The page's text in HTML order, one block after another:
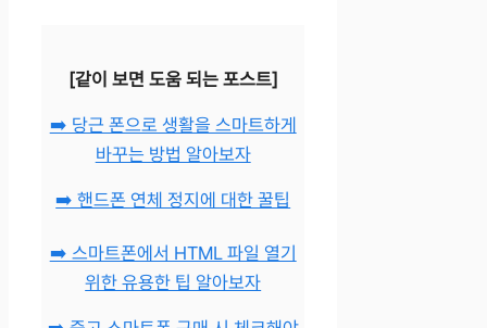
[같이 보면 도움 되는 포스트]
➡️ 당근 폰으로 생활을 스마트하게
바꾸는 방법 알아보자
➡️ 핸드폰 연체 정지에 대한 꿀팁
➡️ 스마트폰에서 HTML 파일 열기
위한 유용한 팁 알아보자